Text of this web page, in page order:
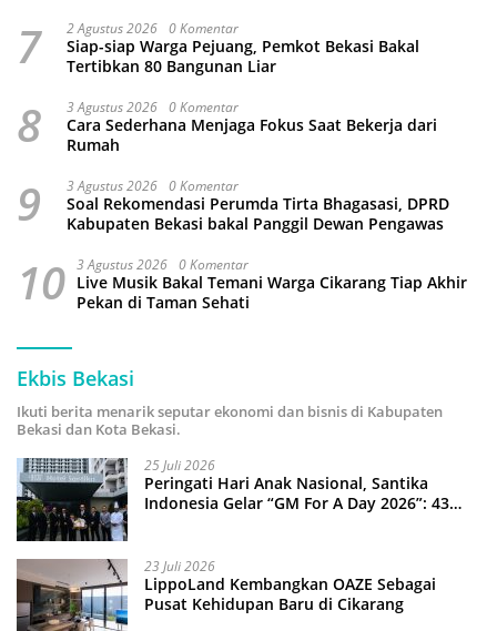
7 2 Agustus 2026 0 Komentar
Siap-siap Warga Pejuang, Pemkot Bekasi Bakal
Tertibkan 80 Bangunan Liar
8 3 Agustus 2026 0 Komentar
Cara Sederhana Menjaga Fokus Saat Bekerja dari
Rumah
9 3 Agustus 2026 0 Komentar
Soal Rekomendasi Perumda Tirta Bhagasasi, DPRD
Kabupaten Bekasi bakal Panggil Dewan Pengawas
10 3 Agustus 2026 0 Komentar
Live Musik Bakal Temani Warga Cikarang Tiap Akhir
Pekan di Taman Sehati
Ekbis Bekasi
Ikuti berita menarik seputar ekonomi dan bisnis di Kabupaten
Bekasi dan Kota Bekasi.
25 Juli 2026
Peringati Hari Anak Nasional, Santika
Indonesia Gelar “GM For A Day 2026”: 43
23 Juli 2026
LippoLand Kembangkan OAZE Sebagai
Pusat Kehidupan Baru di Cikarang